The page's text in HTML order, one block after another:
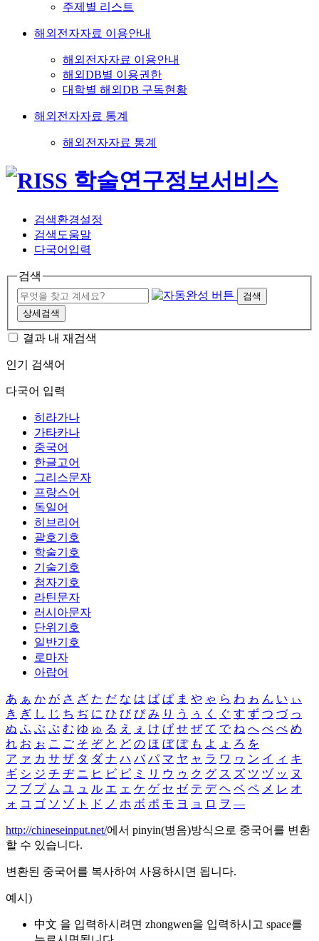
주제별 리스트
해외전자자료 이용안내
해외전자자료 이용안내
해외DB별 이용권한
대학별 해외DB 구독현황
해외전자자료 통계
해외전자자료 통계
검색환경설정
검색도움말
다국어입력
검색
검색
상세검색
결과 내 재검색
인기 검색어
다국어 입력
히라가나
가타카나
중국어
한글고어
그리스문자
프랑스어
독일어
히브리어
괄호기호
학술기호
기술기호
첨자기호
라틴문자
러시아문자
단위기호
일반기호
로마자
아랍어
あ ぁ か が さ ざ た だ な は ば ぱ ま や ゃ ら わ ゎ ん い ぃ
き ぎ し じ ち ぢ に ひ び ぴ み り う ぅ く ぐ す ず つ づ っ
ぬ ふ ぶ ぷ む ゆ ゅ る え ぇ け げ せ ぜ て で ね へ べ ぺ め
れ お ぉ こ ご そ ぞ と ど の ほ ぼ ぽ も よ ょ ろ を
ア ァ カ サ ザ タ ダ ナ ハ バ パ マ ヤ ャ ラ ワ ヮ ン イ ィ キ
ギ シ ジ チ ヂ ニ ヒ ビ ピ ミ リ ウ ゥ ク グ ス ズ ツ ヅ ッ ヌ
フ ブ プ ム ユ ュ ル エ ェ ケ ゲ セ ゼ テ デ ヘ ベ ペ メ レ オ
ォ コ ゴ ソ ゾ ト ド ノ ホ ボ ポ モ ヨ ョ ロ ヲ ―
http://chineseinput.net/에서 pinyin(병음)방식으로 중국어를 변환
할 수 있습니다.
변환된 중국어를 복사하여 사용하시면 됩니다.
예시)
中文 을 입력하시려면 zhongwen을 입력하시고 space를